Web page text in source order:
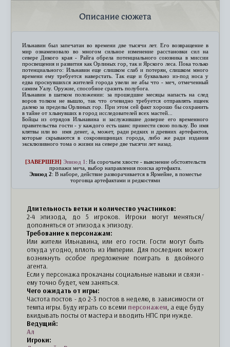
Описание сюжета
Ильнавин был запечатан во времени две тысячи лет. Его возвращение в
мир ознаменовало во многом сильное изменение расстановки сил на
севере Дикого края - Райга обрела потенциального союзника в миссии
просвещения и развития как Орлиных гор, так и Ярского леса. Пока только
потенциального: Ильнавин еще слишком слаб и потерян, слишком много
времени ему требуется наверстать. Так еще и буквально из-под носа у
едва проснувшихся жителей города увели не абы что - меч, отмеченный
самим Уалу. Оружие, способное сразить полубога.
Ильнавин в шатком положении: за прошедшие месяцы напасть на след
воров толком не вышло, так что очевидно требуется отправлять ищеек
далеко за пределы Орлиных гор. При этом сей факт хорошо бы сохранить
в тайне от хлынувших в город исследователей всех мастей...
Бойцы из отрядов Ильнавина и заслужившие доверие его временного
правительства гости - у каждого есть шанс принести свою пользу. Во имя
клятвы или во имя денег, а, может, ради редких и древних артефактов,
которые скрываются в сокровищницах города, либо же ради издания
эксклюзивного тома о жизни на севере две тысячи лет назад.
[ЗАВЕРШЕН] Эпизод 1 : На сорочьем хвосте - выяснение обстоятельств
пропажи меча, выбор направления поиска артефакта.
Эпизод 2: В наборе, действие разворачивается в Ярмейне, в поместье
торговца артефактами и редкостями
Длительность ветки и количество участников:
2-4 эпизода, до 5 игроков. Игроки могут меняться/
дополняться от эпизода к эпизоду.
Требование к персонажам:
Или жители Ильнавина, или его гости. Гости могут быть
откуда угодно, вплоть из Империи. Для последних может
возникнуть особое предложениепоиграть в двойного
агента.
Если у персонажа прокачаны социальные навыки и связи -
ему точно будет, чем заняться.
Чего ожидать от игры:
Частота постов - до 2-3 постов в неделю, в зависимости от
темпа игры. Буду играть со всеми персонажем , а еще буду
вкидывать посты от мастера и вводить НПС при нужде.
Ведущий:
Ал
Игроки: